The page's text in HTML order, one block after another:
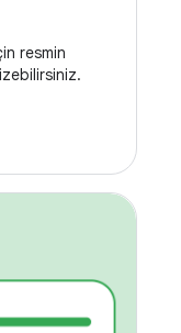
resmin